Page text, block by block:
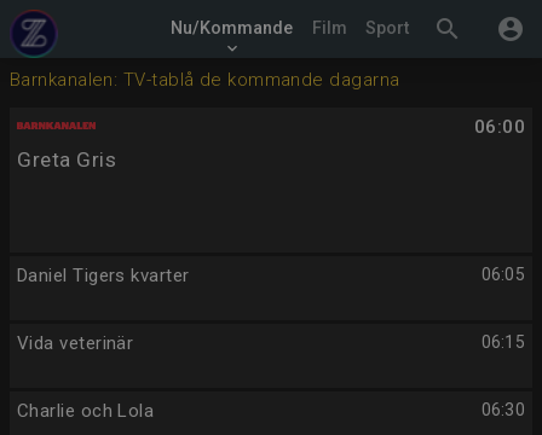
search account_circle
Nu/Kommande
keyboard_arrow_down
Film Sport
Barnkanalen: TV-tablå de kommande dagarna
06:00
Greta Gris
06:05
Daniel Tigers kvarter
06:15
Vida veterinär
06:30
Charlie och Lola